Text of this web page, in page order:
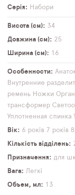
Серія
Набори
Висота (см)
34
Довжина (см)
25
Ширина (см)
16
Особенности
Внутренние
ремень Ножки
трансформер
Уплотненная спинка
Вік
6 років 7 років
Кількість відділень
Призначення
для
Вага
Легкі
Объем, мл
13